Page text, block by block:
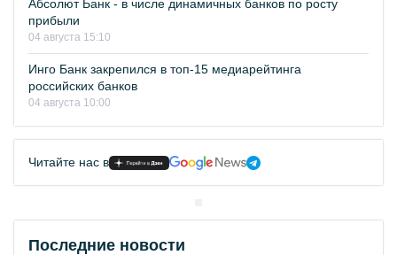
Абсолют Банк - в числе динамичных банков по росту
прибыли
04 августа 15:10
Инго Банк закрепился в топ-15 медиарейтинга
российских банков
04 августа 10:00
Читайте нас в
Последние новости